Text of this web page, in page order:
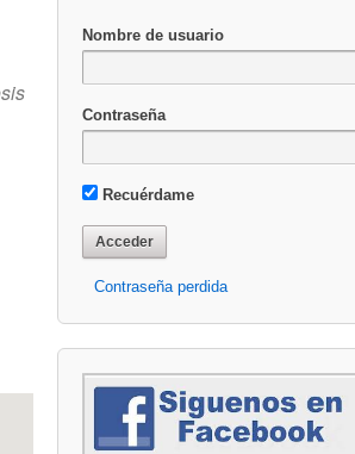
Nombre de usuario
Contraseña
Recuérdame
Contraseña perdida